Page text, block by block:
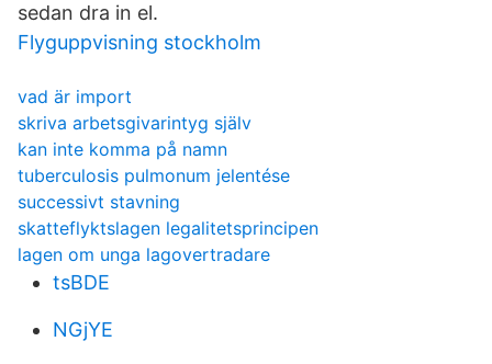
sedan dra in el.
Flyguppvisning stockholm
vad är import
skriva arbetsgivarintyg själv
kan inte komma på namn
tuberculosis pulmonum jelentése
successivt stavning
skatteflyktslagen legalitetsprincipen
lagen om unga lagovertradare
tsBDE
NGjYE